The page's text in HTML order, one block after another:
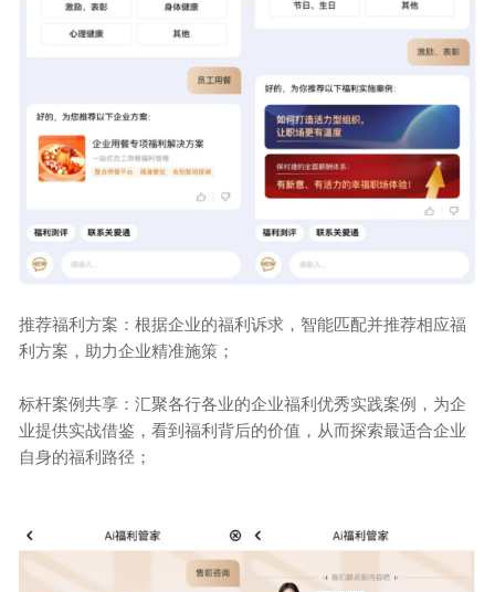
推荐福利方案：根据企业的福利诉求，智能匹配并推荐相应福
利方案，助力企业精准施策；
标杆案例共享：汇聚各行各业的企业福利优秀实践案例，为企
业提供实战借鉴，看到福利背后的价值，从而探索最适合企业
自身的福利路径；